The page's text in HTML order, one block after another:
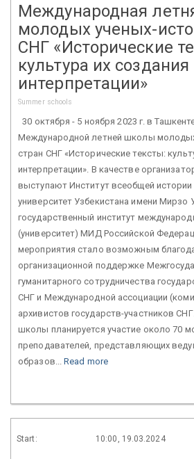
Международная
молодых ученых-
СНГ «Исторические
культура их создания
интерпретации»
Summer schools
30 октября - 5 ноября 2023 г. в
Международной летней школы
стран СНГ «Исторические тексты:
интерпретации». В качестве
выступают Институт всеобщей
университет Узбекистана имени Мирзо
государственный институт
(университет) МИД Российской
мероприятия стало возможным
организационной поддержке
гуманитарного сотрудничества
СНГ и Международной ассоциации
архивистов государств-участников
школы планируется участие около 70
преподавателей, представляющих
образов...Read more
Start: 10:00, 19.03.2024